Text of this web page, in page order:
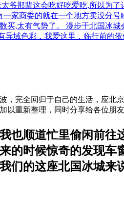
爷那辈这会吃好吃爱吃,所以为
家商委的就在一个地方卖没分
,太有气势了。 漫步于北国冰
域色彩，我爱这里，临行前的
完全回归于自己的生活，应北
重新整理，同时分享给各位朋
也顺道忙里偷闲前
的时候惊奇的发现
们的这座北国冰城来